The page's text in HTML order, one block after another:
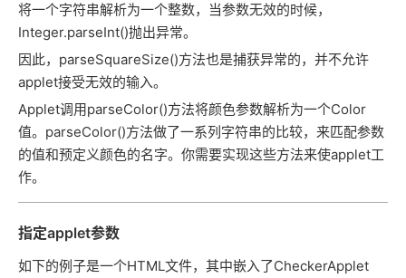
将一个字符串解析为一个整数，当参数无效的时候，
Integer.parseInt()抛出异常。
因此，parseSquareSize()方法也是捕获异常的，并不允许
applet接受无效的输入。
Applet调用parseColor()方法将颜色参数解析为一个Color
值。parseColor()方法做了一系列字符串的比较，来匹配参数
的值和预定义颜色的名字。你需要实现这些方法来使applet工
作。
指定applet参数
如下的例子是一个HTML文件，其中嵌入了CheckerApplet